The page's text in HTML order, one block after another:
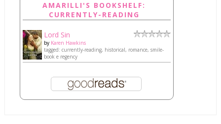
AMARILLI'S BOOKSHELF:
CURRENTLY-READING
Lord Sin
by Karen Hawkins
tagged: currently-reading, historical, romance, smile-
book e regency